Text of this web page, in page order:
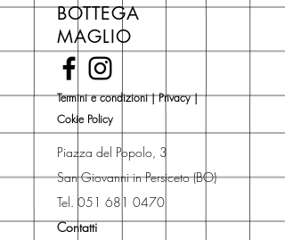
di copertina, escluse le ultime
novità Maglio Editore (vedi etichetta
Novità).
Una volta nel carrello puoi decidere
se acquistare sul sito con
spedizione con corriere o se
risparmiare sulle spese di
spedizione e ritirare il libro presso
Libreria degli Orsi, Piazza del
Popolo 3, 40017
San Giovanni in Persiceto (BO).
BOTTEGA
MAGLIO
Termini e condizioni|Privacy|
Cokie Policy
Piazza del Popolo, 3
San Giovanni in Persiceto (BO)
Tel. 051 681 0470
Contatti